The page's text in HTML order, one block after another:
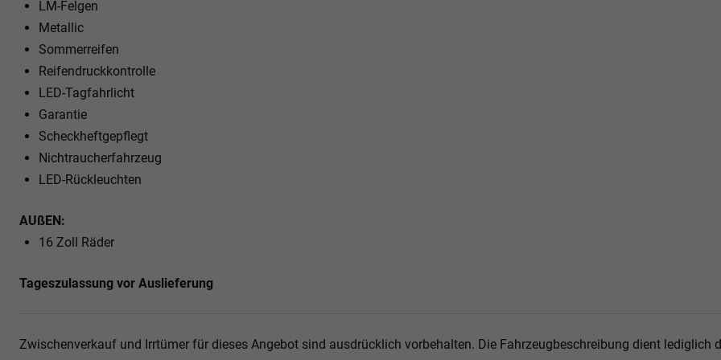
LM-Felgen
Metallic
Sommerreifen
Reifendruckkontrolle
LED-Tagfahrlicht
Garantie
Scheckheftgepflegt
Nichtraucherfahrzeug
LED-Rückleuchten
AUßEN:
16 Zoll Räder
Tageszulassung vor Auslieferung
Zwischenverkauf und Irrtümer für dieses Angebot sind ausdrücklich vorbehalten. Die Fahrzeugbeschreibung dient lediglich